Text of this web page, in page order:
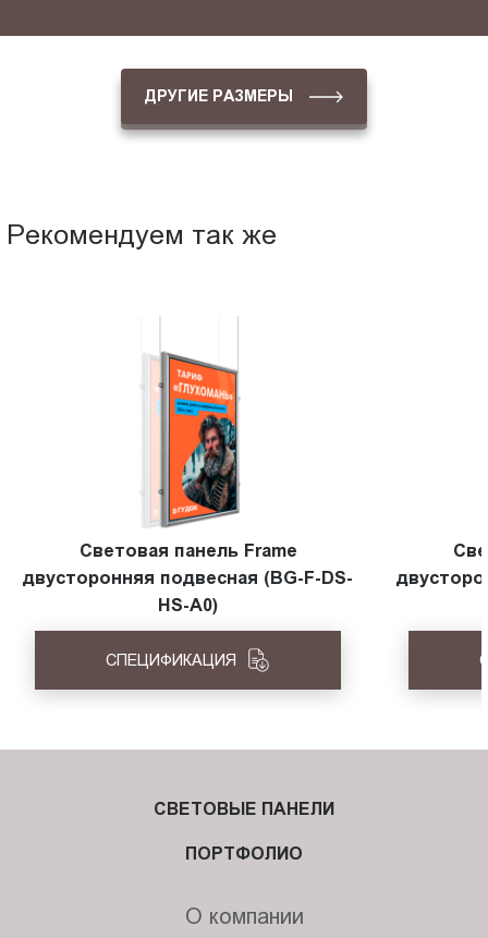
ДРУГИЕ РАЗМЕРЫ
Рекомендуем так же
Световая панель Frame
двусторонняя подвесная (BG-F-DS-
HS-A0)
СПЕЦИФИКАЦИЯ
СВЕТОВЫЕ ПАНЕЛИ
ПОРТФОЛИО
О компании